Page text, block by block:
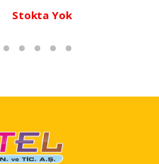
Stokta Yok